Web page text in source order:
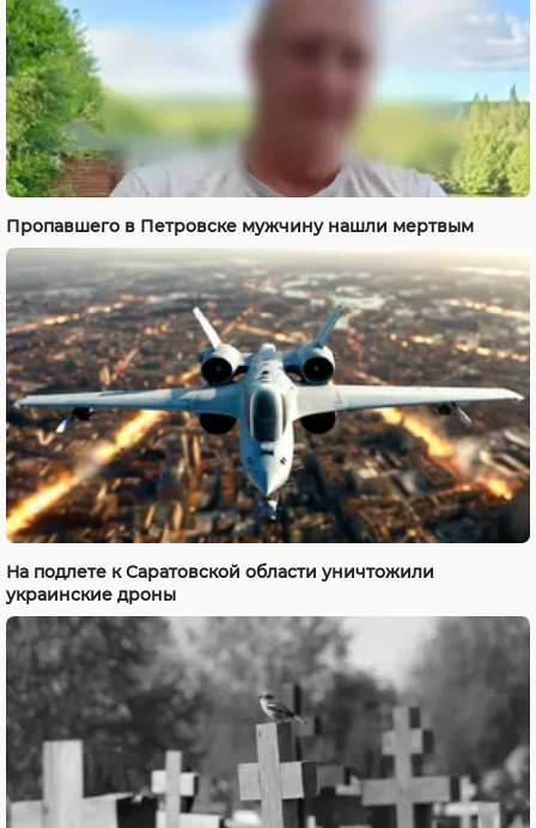
Пропавшего в Петровске мужчину нашли мертвым
На подлете к Саратовской области уничтожили
украинские дроны